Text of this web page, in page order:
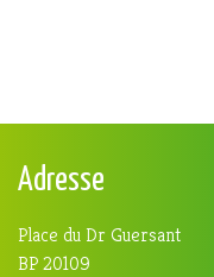
Adresse
Place du Dr Guersant
BP 20109